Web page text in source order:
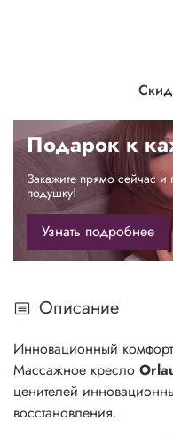
Подарок к
Закажите прямо сейчас
подушку!
Узнать подробнее
Описание
Инновационный комфорт
Массажное кресло
ценителей
восстановления.